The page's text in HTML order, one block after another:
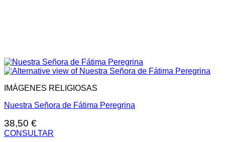
IMÁGENES RELIGIOSAS
Nuestra Señora de Fátima Peregrina
38,50 €
CONSULTAR